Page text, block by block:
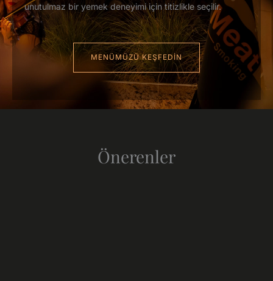
unutulmaz bir yemek deneyimi için titizlikle seçilir.
MENÜMÜZÜ KEŞFEDİN
Önerenler